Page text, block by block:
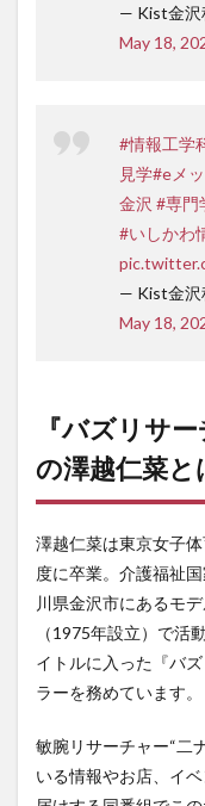
— Kist金沢
May 18,
#情報工学
見学#eメ
金沢 #専門
#いしかわ
— Kist金沢
May 18,
『バズリサ
の澤越仁菜と
澤越仁菜は東京女子
度に卒業。介護福祉
川県金沢市にあるモ
（1975年設立）で活
イトルに入った『バ
ラーを務めています。
敏腕リサーチャー“二
いる情報やお店、イ